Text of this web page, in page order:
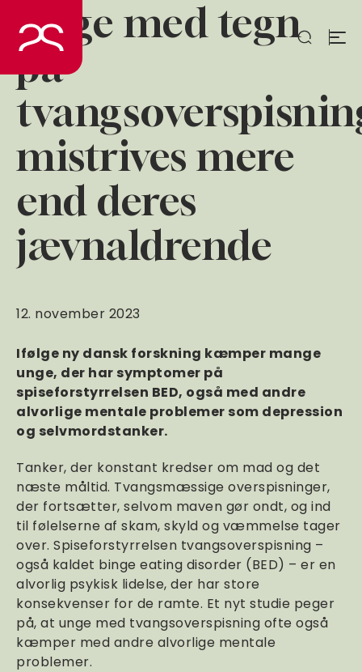
indhold
Unge med tegn
på
mistrives mere
end deres
jævnaldrende
12. november 2023
Ifølge ny dansk forskning kæmper mange
unge, der har symptomer på
spiseforstyrrelsen BED, også med andre
alvorlige mentale problemer som depression
og selvmordstanker.
Tanker, der konstant kredser om mad og det
næste måltid. Tvangsmæssige overspisninger,
der fortsætter, selvom maven gør ondt, og ind
til følelserne af skam, skyld og væmmelse tager
over. Spiseforstyrrelsen tvangsoverspisning –
også kaldet binge eating disorder (BED) – er en
alvorlig psykisk lidelse, der har store
konsekvenser for de ramte. Et nyt studie peger
på, at unge med tvangsoverspisning ofte også
kæmper med andre alvorlige mentale
problemer.